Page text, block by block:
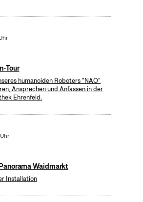
Tour
humanoiden Roboters "NAO"
Ansprechen und Anfassen in der
Ehrenfeld.
Waidmarkt
Installation